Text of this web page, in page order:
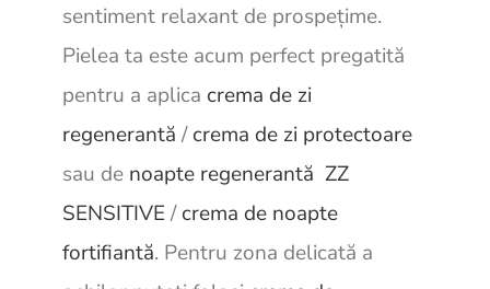
sentiment relaxant de prospețime.
Pielea ta este acum perfect pregatită
pentru a aplica crema de zi
regenerantă/crema de zi protectoare
sau de noapte regenerantă ZZ
SENSITIVE/crema de noapte
fortifiantă. Pentru zona delicată a